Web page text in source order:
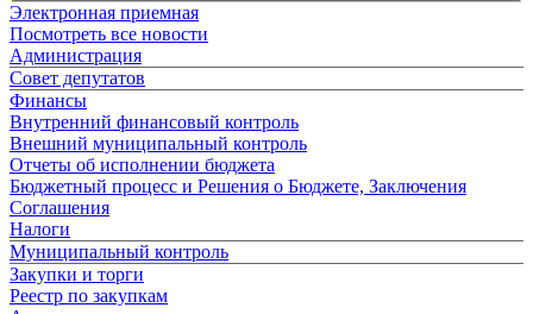
Электронная приемная
Посмотреть все новости
Администрация
Совет депутатов
Финансы
Внутренний финансовый контроль
Внешний муниципальный контроль
Отчеты об исполнении бюджета
Бюджетный процесс и Решения о Бюджете, Заключения
Соглашения
Налоги
Муниципальный контроль
Закупки и торги
Реестр по закупкам